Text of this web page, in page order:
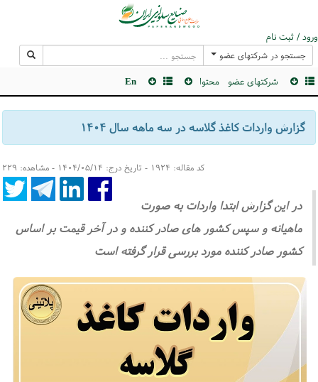
ورود / ثبت نام
جستجو در شرکتهای عضو
شرکتهای عضو محتوا En
گزارش واردات کاغذ گلاسه در سه ماهه سال ۱۴۰۴
کد مقاله: ۱۹۲۴ - تاریخ درج: ۱۴۰۴/۰۵/۱۴ - مشاهده: ۲۲۹
در این گزارش ابتدا واردات به صورت
ماهیانه و سپس کشور های صادر کننده و در آخر قیمت بر اساس
کشور صادر کننده مورد بررسی قرار گرفته است